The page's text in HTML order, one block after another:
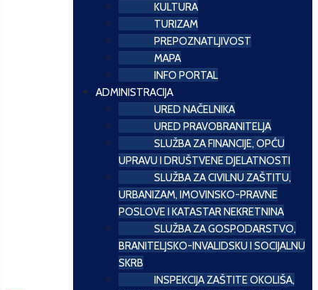
KULTURA
TURIZAM
PREPOZNATLJIVOST
MAPA
INFO PORTAL
ADMINISTRACIJA
URED NAČELNIKA
URED PRAVOBRANITELJA
SLUŽBA ZA FINANCIJE, OPĆU
UPRAVU I DRUŠTVENE DJELATNOSTI
SLUŽBA ZA CIVILNU ZAŠTITU,
URBANIZAM, IMOVINSKO-PRAVNE
POSLOVE I KATASTAR NEKRETNINA
SLUŽBA ZA GOSPODARSTVO,
BRANITELJSKO-INVALIDSKU I SOCIJALNU
SKRB
INSPEKCIJA ZAŠTITE OKOLIŠA,